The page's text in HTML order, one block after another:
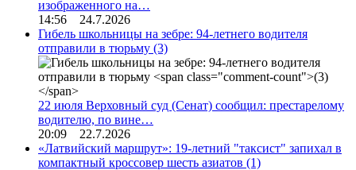
изображенного на…
14:56 24.7.2026
Гибель школьницы на зебре: 94-летнего водителя
отправили в тюрьму (3)
22 июля Верховный суд (Сенат) сообщил: престарелому
водителю, по вине…
20:09 22.7.2026
«Латвийский маршрут»: 19-летний "таксист" запихал в
компактный кроссовер шесть азиатов (1)